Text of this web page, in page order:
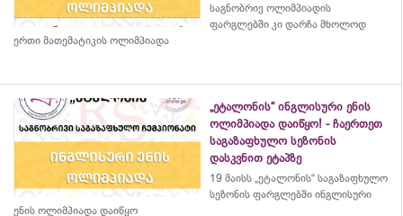
საგნობრივ ოლიმპიადის
ფარგლებში კი დარჩა მხოლოდ
ერთი მათემატიკის ოლიმპიადა
„ეტალონის“ ინგლისური ენის
ოლიმპიადა დაიწყო! - ჩაერთეთ
საგაზაფხულო სეზონის
დასკვნით ეტაპზე
19 მაისს „ეტალონის“ საგაზაფხულო
სეზონის ფარგლებში ინგლისური
ენის ოლიმპიადა დაიწყო